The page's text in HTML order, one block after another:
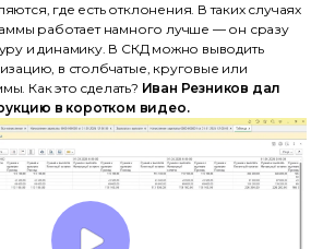
где есть отклонения. В таких случаях
работает намного лучше — он сразу
и динамику. В СКД можно выводить
в столбчатые, круговые или
Как это сделать? Иван Резников дал
в коротком видео.
защищены
носит
характер
офертой